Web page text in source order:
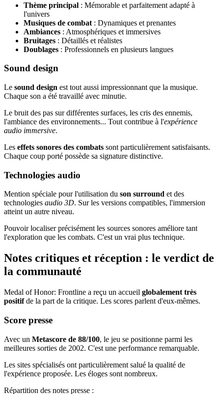
Thème principal : Mémorable et parfaitement adapté à
l'univers
Musiques de combat : Dynamiques et prenantes
Ambiances : Atmosphériques et immersives
Bruitages : Détaillés et réalistes
Doublages : Professionnels en plusieurs langues
Sound design
Le sound design est tout aussi impressionnant que la musique.
Chaque son a été travaillé avec minutie.
Le bruit des pas sur différentes surfaces, les cris des ennemis,
l'ambiance des environnements... Tout contribue à l'expérience
audio immersive.
Les effets sonores des combats sont particulièrement satisfaisants.
Chaque coup porté possède sa signature distinctive.
Technologies audio
Mention spéciale pour l'utilisation du son surround et des
technologies audio 3D. Sur les versions compatibles, l'immersion
atteint un autre niveau.
Pouvoir localiser précisément les sources sonores améliore tant
l'exploration que les combats. C'est un vrai plus technique.
Notes critiques et réception : le verdict de
la communauté
Medal of Honor: Frontline a reçu un accueil globalement très
positifde la part de la critique. Les scores parlent d'eux-mêmes.
Score presse
Avec un Metascore de 88/100, le jeu se positionne parmi les
meilleures sorties de 2002. C'est une performance remarquable.
Les sites spécialisés ont particulièrement salué la qualité de
l'expérience proposée. Les éloges sont nombreux.
Répartition des notes presse :